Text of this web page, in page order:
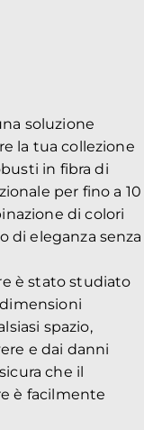
soluzione
la tua collezione
in fibra di
per fino a 10
di colori
di eleganza senza
è stato studiato
spazio,
e dai danni
che il
è facilmente